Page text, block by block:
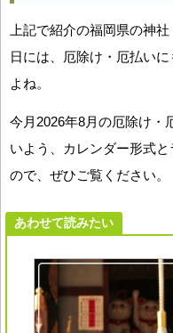
上記で紹介の福岡県の神
日には、厄除け・厄払い
よね。
今月2026年8月の厄除け・
いよう、カレンダー形式
ので、ぜひご覧ください。
あわせて読みたい